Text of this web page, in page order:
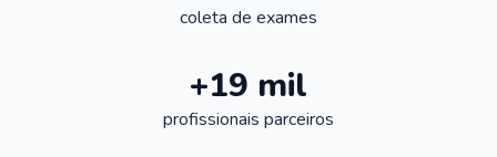
coleta de exames
+19 mil
profissionais parceiros